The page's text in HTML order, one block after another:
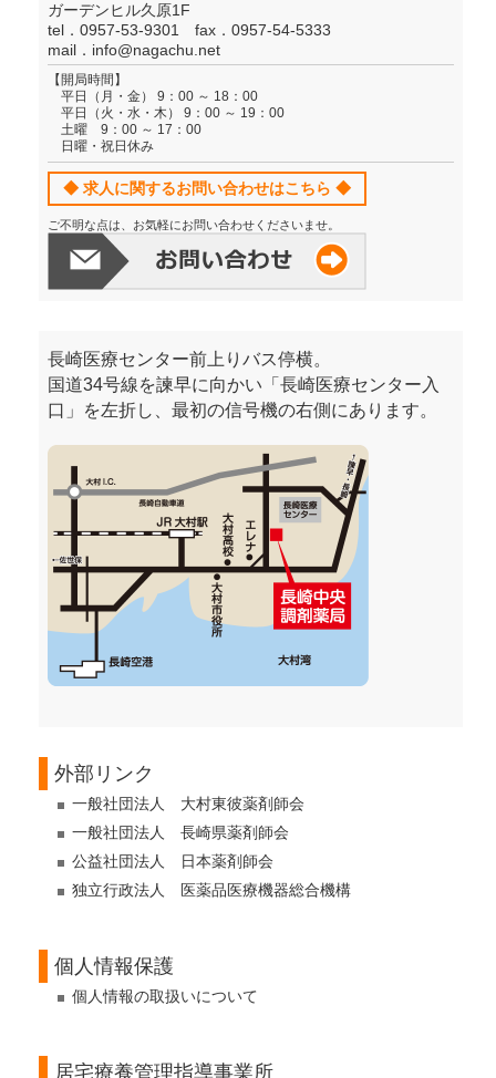
ガーデンヒル久原1F
tel．0957-53-9301 fax．0957-54-5333
mail． info@nagachu.net
【開局時間】
平日（月・金） 9：00 ～ 18：00
平日（火・水・木） 9：00 ～ 19：00
土曜 9：00 ～ 17：00
日曜・祝日休み
◆ 求人に関するお問い合わせはこちら ◆
ご不明な点は、お気軽にお問い合わせくださいませ。
長崎医療センター前上りバス停横。
国道34号線を諫早に向かい「長崎医療センター入
口」を左折し、最初の信号機の右側にあります。
外部リンク
一般社団法人 大村東彼薬剤師会
一般社団法人 長崎県薬剤師会
公益社団法人 日本薬剤師会
独立行政法人 医薬品医療機器総合機構
個人情報保護
個人情報の取扱いについて
居宅療養管理指導事業所